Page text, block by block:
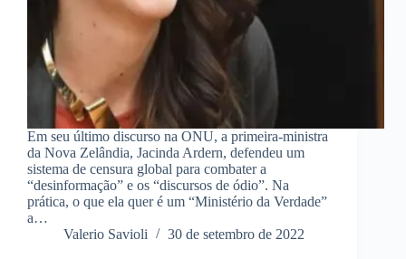
Em seu último discurso na ONU, a primeira-ministra
da Nova Zelândia, Jacinda Ardern, defendeu um
sistema de censura global para combater a
“desinformação” e os “discursos de ódio”. Na
prática, o que ela quer é um “Ministério da Verdade”
a…
Valerio Savioli
30 de setembro de 2022